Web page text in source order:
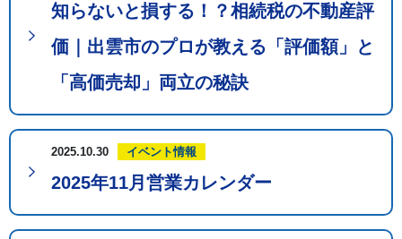
知らないと損する！？相続税の不動産評
価｜出雲市のプロが教える「評価額」と
「高価売却」両立の秘訣
2025.10.30 イベント情報
2025年11月営業カレンダー